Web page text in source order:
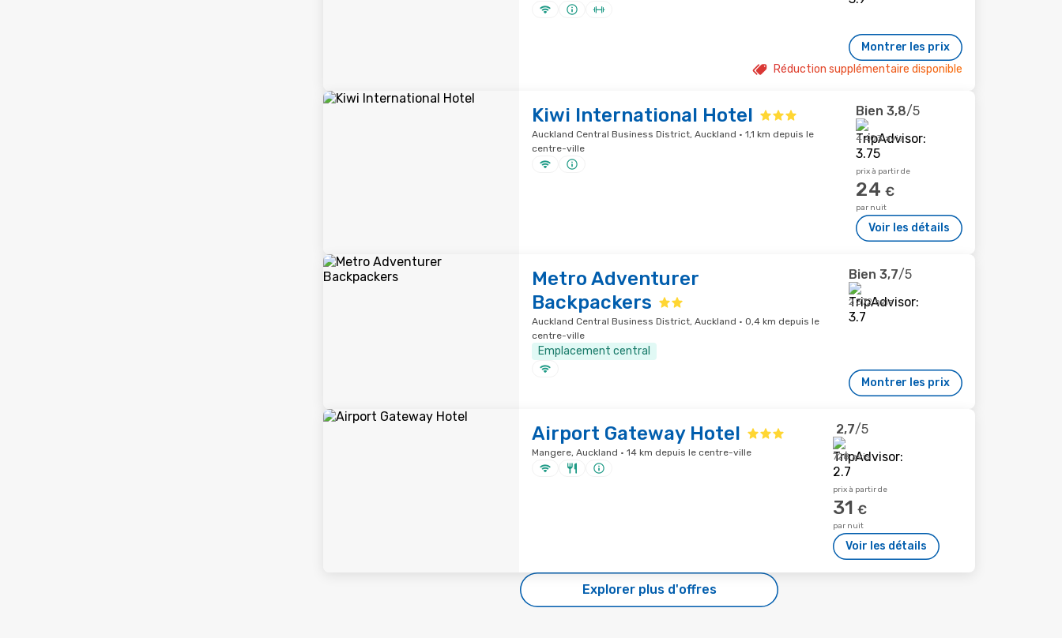
Montrer les prix
Réduction supplémentaire disponible
Kiwi International Hotel
Auckland Central Business District, Auckland · 1,1 km depuis le
centre-ville
Bien 3,8/5
4 403 avis
prix à partir de
24 €
par nuit
Voir les détails
Metro Adventurer
Backpackers
Auckland Central Business District, Auckland · 0,4 km depuis le
centre-ville
Emplacement central
Bien 3,7/5
2 372 avis
Montrer les prix
Airport Gateway Hotel
Mangere, Auckland · 14 km depuis le centre-ville
2,7/5
728 avis
prix à partir de
31 €
par nuit
Voir les détails
Explorer plus d'offres